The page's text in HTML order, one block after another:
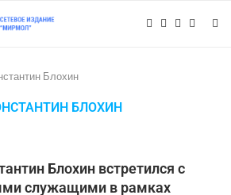
Блохин
БЛОХИН
Блохин встретился с
служащими в рамках